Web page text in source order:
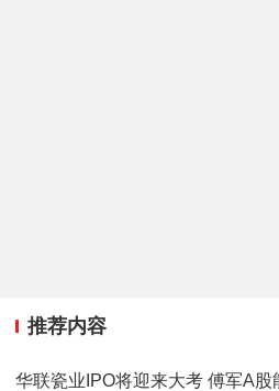
推荐内容
华联瓷业IPO将迎来大考 傅军A股